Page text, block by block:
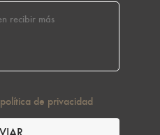
política de privacidad